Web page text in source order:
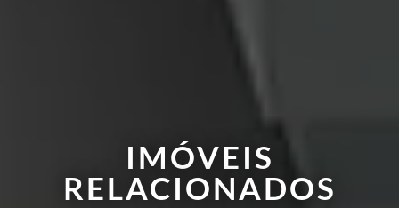
IMÓVEIS
RELACIONADOS